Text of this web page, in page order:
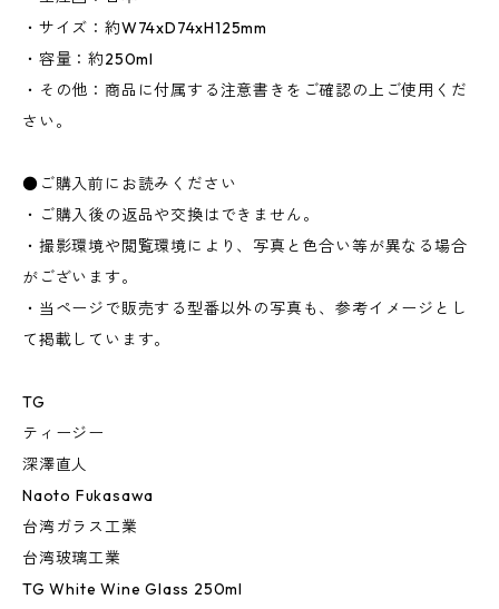
・サイズ：約W74xD74xH125mm
・容量：約250ml
・その他：商品に付属する注意書きをご確認の上ご使用くだ
さい。
●ご購入前にお読みください
・ご購入後の返品や交換はできません。
・撮影環境や閲覧環境により、写真と色合い等が異なる場合
がございます。
・当ページで販売する型番以外の写真も、参考イメージとし
て掲載しています。
TG
ティージー
深澤直人
Naoto Fukasawa
台湾ガラス工業
台湾玻璃工業
TG White Wine Glass 250ml